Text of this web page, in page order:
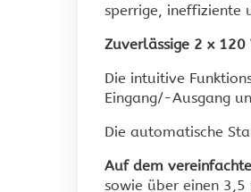
sperrige, ineffiziente
Zuverlässige 2 x 120
Die intuitive
Eingang/-Ausgang
Die automatische
Auf dem
sowie über einen